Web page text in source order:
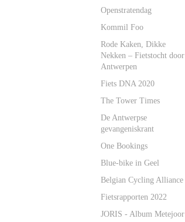
Openstratendag
Kommil Foo
Rode Kaken, Dikke
Nekken – Fietstocht door
Antwerpen
Fiets DNA 2020
The Tower Times
De Antwerpse
gevangeniskrant
One Bookings
Blue-bike in Geel
Belgian Cycling Alliance
Fietsrapporten 2022
JORIS - Album Metejoor